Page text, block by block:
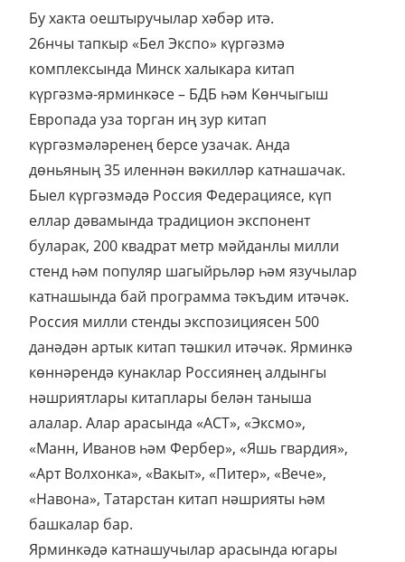
Бу хакта оештыручылар хәбәр итә.
26нчы тапкыр «Бел Экспо» күргәзмә
комплексында Минск халыкара китап
күргәзмә-ярминкәсе – БДБ һәм Көнчыгыш
Европада уза торган иң зур китап
күргәзмәләренең берсе узачак. Анда
дөньяның 35 иленнән вәкилләр катнашачак.
Быел күргәзмәдә Россия Федерациясе, күп
еллар дәвамында традицион экспонент
буларак, 200 квадрат метр мәйданлы милли
стенд һәм популяр шагыйрьләр һәм язучылар
катнашында бай программа тәкъдим итәчәк.
Россия милли стенды экспозициясен 500
данәдән артык китап тәшкил итәчәк. Ярминкә
көннәрендә кунаклар Россиянең алдынгы
нәшриятлары китаплары белән таныша
алалар. Алар арасында «АСТ», «Эксмо»,
«Манн, Иванов һәм Фербер», «Яшь гвардия»,
«Арт Волхонка», «Вакыт», «Питер», «Вече»,
«Навона», Татарстан китап нәшрияты һәм
башкалар бар.
Ярминкәдә катнашучылар арасында югары